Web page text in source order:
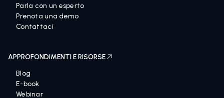
Parla con un esperto
Prenota una demo
Contattaci
APPROFONDIMENTI E RISORSE
Blog
E-book
Webinar